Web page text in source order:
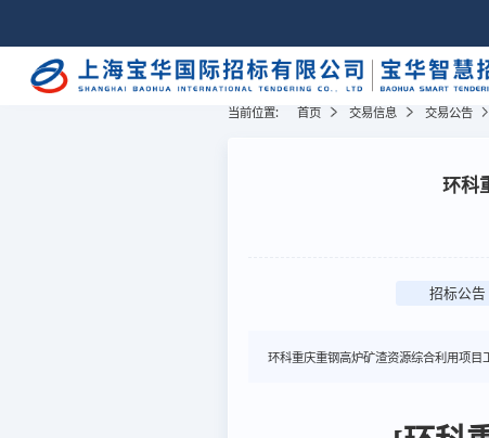
当前位置: 首页 交易信息 交易公告
环科
招标公告
环科重庆重钢高炉矿渣资源综合利用项目